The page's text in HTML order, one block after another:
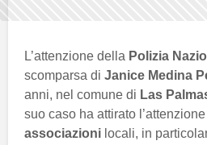
L’attenzione della Polizia
scomparsa di Janice Medina
anni, nel comune di Las
suo caso ha attirato
associazioni locali, in